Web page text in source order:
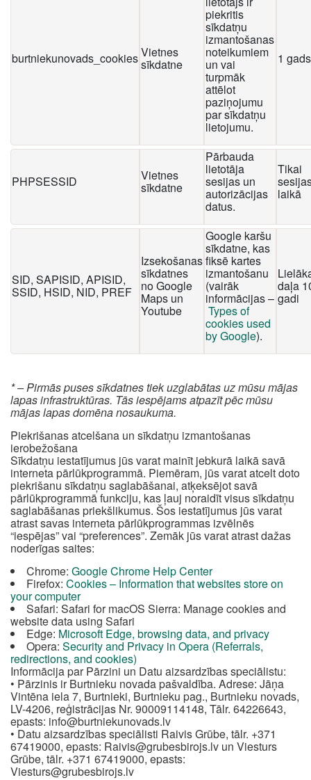
burtniekunovads_cookiesVietnes
sīkdatne
piekritis
sīkdatņu
izmantošanas
noteikumiem
un vai
turpmāk
attēlot
paziņojumu
par sīkdatņu
lietojumu.
1 gads
PHPSESSID Vietnes
sīkdatne
Pārbauda
lietotāja
sesijas un
autorizācijas
datus.
Tikai
laikā
SID, SAPISID, APISID,
SSID, HSID, NID, PREF
Izsekošanas
sīkdatnes
no Google
Maps un
Youtube
Google karšu
sīkdatne, kas
fiksē kartes
izmantošanu
(vairāk
informācijas –
Types of
cookies used
by Google).
daļa
gadi
* – Pirmās puses sīkdatnes tiek uzglabātas uz mūsu mājas
lapas infrastruktūras. Tās iespējams atpazīt pēc mūsu
mājas lapas domēna nosaukuma.
Piekrišanas atcelšana un sīkdatņu izmantošanas
ierobežošana
Sīkdatņu iestatījumus jūs varat mainīt jebkurā laikā savā
interneta pārlūkprogrammā. Piemēram, jūs varat atcelt doto
piekrišanu sīkdatņu saglabāšanai, atķeksējot savā
pārlūkprogrammā funkciju, kas ļauj noraidīt visus sīkdatņu
saglabāšanas priekšlikumus. Šos iestatījumus jūs varat
atrast savas interneta pārlūkprogrammas izvēlnēs
“iespējas” vai “preferences”. Zemāk jūs varat atrast dažas
noderīgas saites:
Chrome: Google Chrome Help Center
Firefox: Cookies – Information that websites store on
your computer
Safari: Safari for macOS Sierra: Manage cookies and
website data using Safari
Edge: Microsoft Edge, browsing data, and privacy
Opera: Security and Privacy in Opera (Referrals,
redirections, and cookies)
Informācija par Pārzini un Datu aizsardzības speciālistu:
• Pārzinis ir Burtnieku novada pašvaldība. Adrese: Jāņa
Vintēna iela 7, Burtnieki, Burtnieku pag., Burtnieku novads,
LV-4206, reģistrācijas Nr. 90009114148, Tālr. 64226643,
epasts: info@burtniekunovads.lv
• Datu aizsardzības speciālisti Raivis Grūbe, tālr. +371
67419000, epasts: Raivis@grubesbirojs.lv un Viesturs
Grūbe, tālr. +371 67419000, epasts:
Viesturs@grubesbirojs.lv